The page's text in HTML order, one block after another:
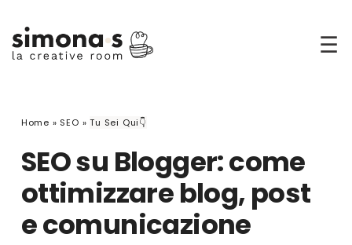
☰
Home » SEO »Tu Sei Qui👇
SEO su Blogger: come
ottimizzare blog, post
e comunicazione